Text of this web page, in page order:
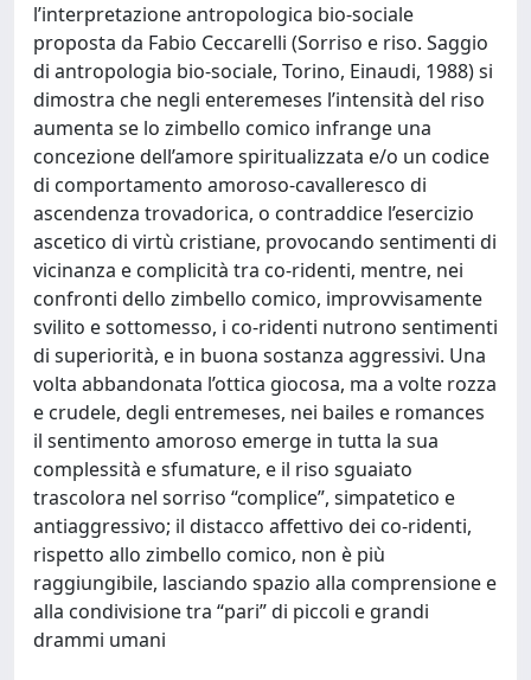
l’interpretazione antropologica bio-sociale
proposta da Fabio Ceccarelli (Sorriso e riso. Saggio
di antropologia bio-sociale, Torino, Einaudi, 1988) si
dimostra che negli enteremeses l’intensità del riso
aumenta se lo zimbello comico infrange una
concezione dell’amore spiritualizzata e/o un codice
di comportamento amoroso-cavalleresco di
ascendenza trovadorica, o contraddice l’esercizio
ascetico di virtù cristiane, provocando sentimenti di
vicinanza e complicità tra co-ridenti, mentre, nei
confronti dello zimbello comico, improvvisamente
svilito e sottomesso, i co-ridenti nutrono sentimenti
di superiorità, e in buona sostanza aggressivi. Una
volta abbandonata l’ottica giocosa, ma a volte rozza
e crudele, degli entremeses, nei bailes e romances
il sentimento amoroso emerge in tutta la sua
complessità e sfumature, e il riso sguaiato
trascolora nel sorriso “complice”, simpatetico e
antiaggressivo; il distacco affettivo dei co-ridenti,
rispetto allo zimbello comico, non è più
raggiungibile, lasciando spazio alla comprensione e
alla condivisione tra “pari” di piccoli e grandi
drammi umani